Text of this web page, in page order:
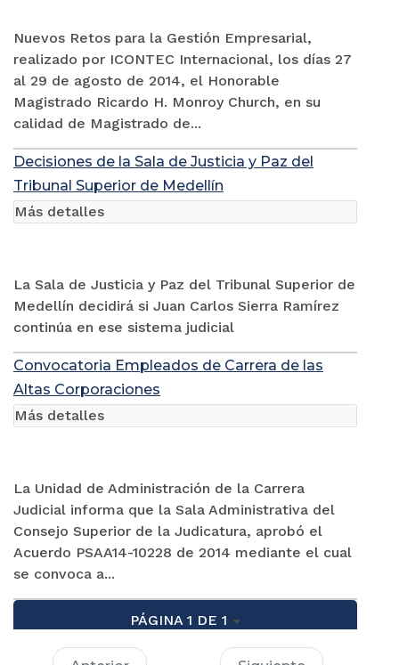
Nuevos Retos para la Gestión Empresarial,
realizado por ICONTEC Internacional, los días 27
al 29 de agosto de 2014, el Honorable
Magistrado Ricardo H. Monroy Church, en su
calidad de Magistrado de...
Decisiones de la Sala de Justicia y Paz del
Tribunal Superior de Medellín
La Sala de Justicia y Paz del Tribunal Superior de
Medellín decidirá si Juan Carlos Sierra Ramírez
continúa en ese sistema judicial
Más detalles
Convocatoria Empleados de Carrera de las
Altas Corporaciones
La Unidad de Administración de la Carrera
Judicial informa que la Sala Administrativa del
Consejo Superior de la Judicatura, aprobó el
Acuerdo PSAA14-10228 de 2014 mediante el cual
se convoca a...
Más detalles
PÁGINA 1 DE 1